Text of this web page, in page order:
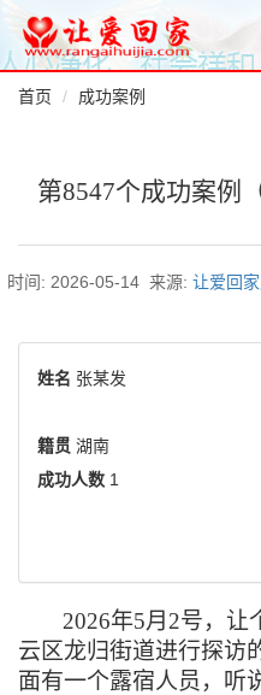
首页 成功案例
第8547个成功案例
时间: 2026-05-14 来源: 让爱回
姓名 张某发
籍贯 湖南
成功人数 1
2026年5月2号，让
云区龙归街道进行探访
面有一个露宿人员，听